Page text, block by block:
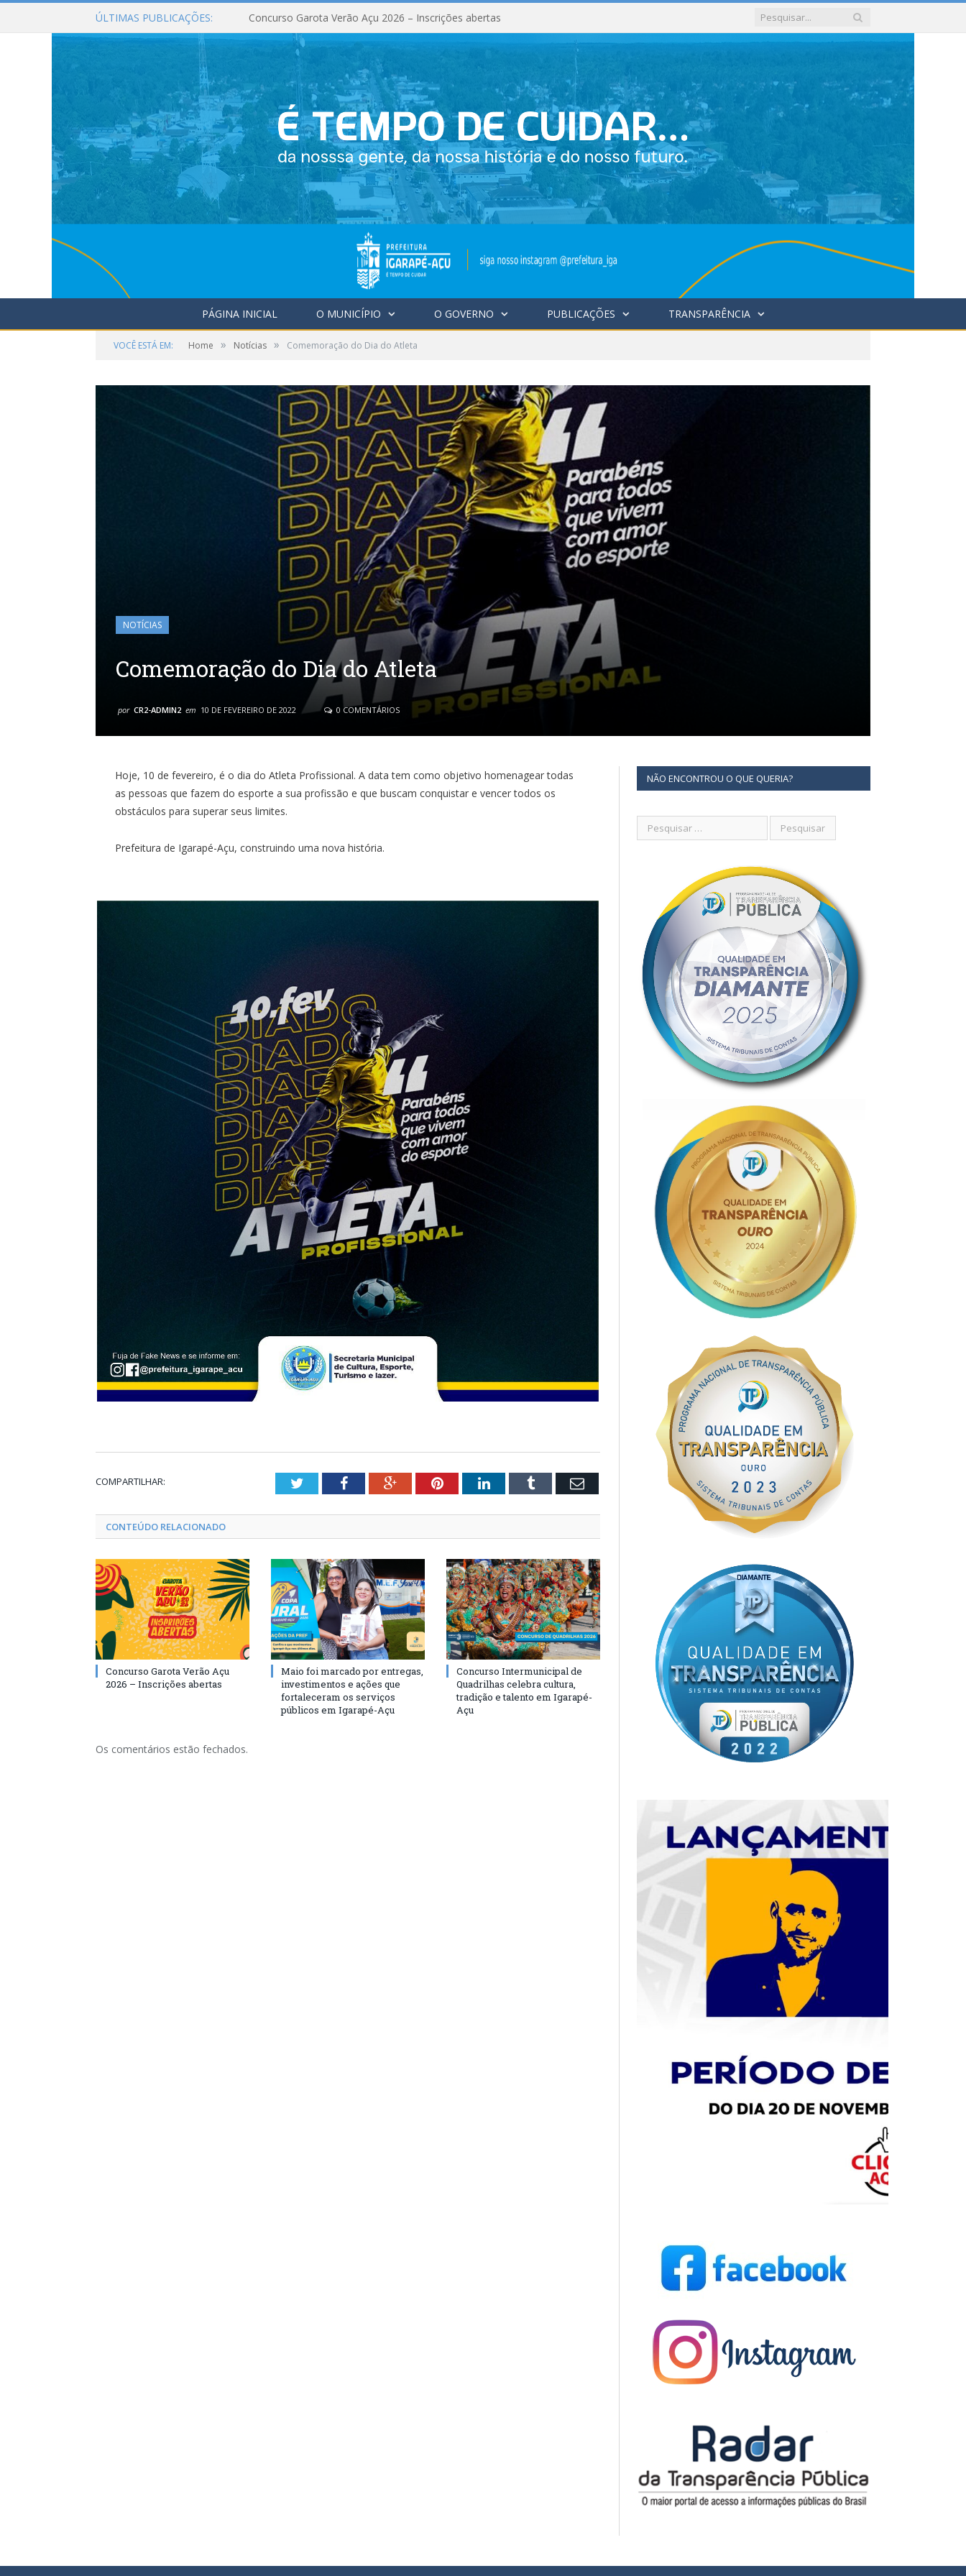
ÚLTIMAS PUBLICAÇÕES: Concurso Garota Verão Açu 2026 – Inscrições abertas
PÁGINA INICIAL O MUNICÍPIO O GOVERNO PUBLICAÇÕES TRANSPARÊNCIA
VOCÊ ESTÁ EM: Home » Notícias » Comemoração do Dia do Atleta
NOTÍCIAS
Comemoração do Dia do Atleta
por CR2-ADMIN2 em 10 DE FEVEREIRO DE 2022 0 COMENTÁRIOS
Hoje, 10 de fevereiro, é o dia do Atleta Profissional. A data tem como objetivo homenagear todas
as pessoas que fazem do esporte a sua profissão e que buscam conquistar e vencer todos os
obstáculos para superar seus limites.
Prefeitura de Igarapé-Açu, construindo uma nova história.
COMPARTILHAR: TwitterFacebookGoogle+PinterestLinkedInTumblr Email
CONTEÚDO RELACIONADO
Concurso Garota Verão Açu
2026 – Inscrições abertas
Maio foi marcado por entregas,
investimentos e ações que
fortaleceram os serviços
públicos em Igarapé-Açu
Concurso Intermunicipal de
Quadrilhas celebra cultura,
tradição e talento em Igarapé-
Açu
Os comentários estão fechados.
NÃO ENCONTROU O QUE QUERIA?